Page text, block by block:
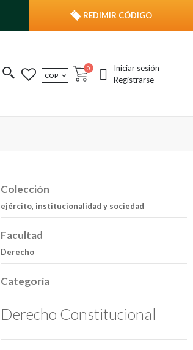
REDIMIR CÓDIGO
MONEDA
COP Cart
0 publicacionesIniciar sesión
Registrarse
Colección
ejército, institucionalidad y sociedad
Facultad
Derecho
Categoría
Derecho Constitucional